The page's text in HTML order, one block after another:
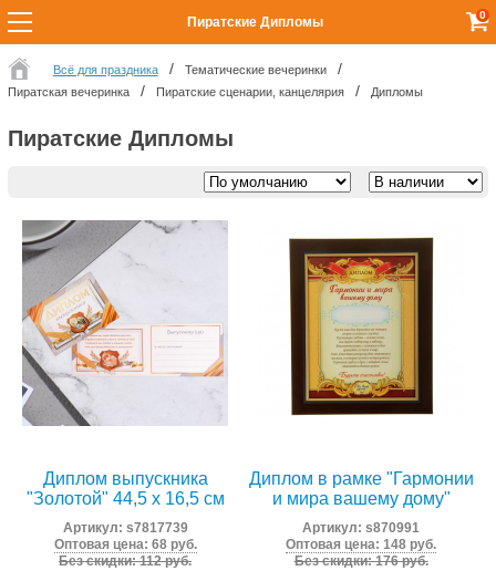
Всё для праздника
Тематические вечеринки
Пиратская вечеринка
Пиратские сценарии, канцелярия Дипломы
Пиратские Дипломы
Диплом выпускника
"Золотой" 44,5 х 16,5 см
Артикул: s7817739
Оптовая цена: 68 руб.
Без скидки: 112 руб.
Диплом в рамке "Гармонии
и мира вашему дому"
Артикул:s870991
Оптовая цена: 148 руб.
Без скидки: 176 руб.
Пиратские Дипломы 0